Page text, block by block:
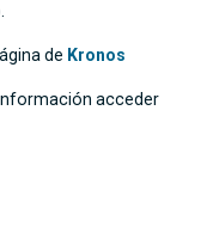
de Kronos
acceder